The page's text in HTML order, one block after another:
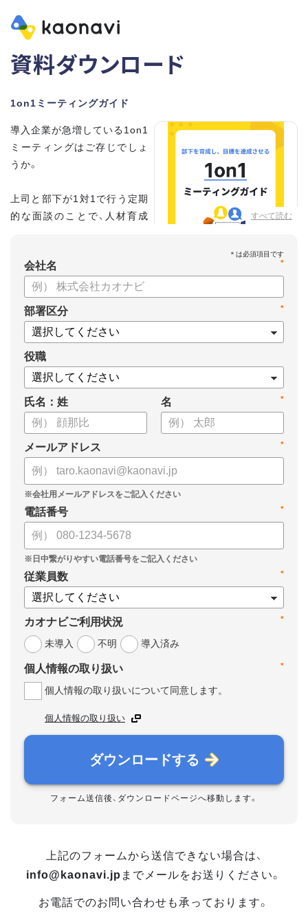
資料ダウンロード
1on1ミーティングガイド
すべて読む
導入企業が急増している1on1
ミーティングはご存じでしょ
うか。
上司と部下が1対1で行う定期
的な面談のことで、人材育成
こちらの資料では、
・1on1とは何か？
・1on1の基本的なやり方
・ 1on1 の基本アジェンダと質問例
についてまとめましたので、ぜひお役立てください。
*
会社名
*
部署区分
役職
氏名：姓 *
名
*
メールアドレス
*
電話番号
*
従業員数
*
カオナビご利用状況
未導入
不明 導入済み
*
個人情報の取り扱い
個人情報の取り扱いについて同意します。
個人情報の取り扱い
ダウンロードする
フォーム送信後、ダウンロードページへ移動します。
上記のフォームから送信できない場合は、
info@kaonavi.jp までメールをお送りください。
お電話でのお問い合わせも承っております。